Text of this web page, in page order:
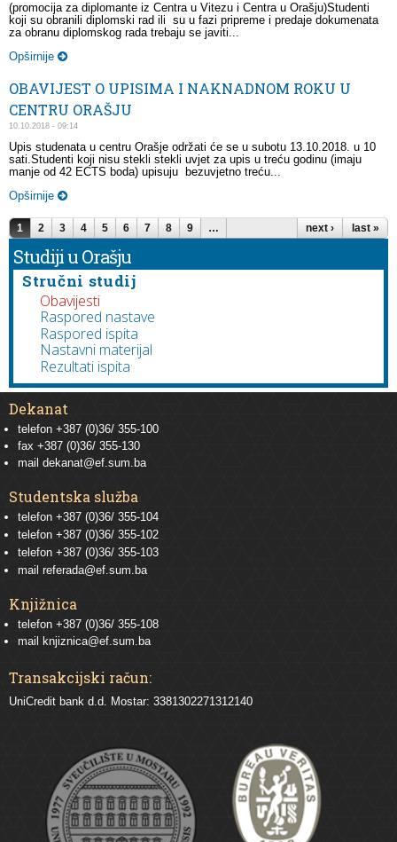
(promocija za diplomante iz Centra u Vitezu i Centra u Orašju)Studenti
koji su obranili diplomski rad ili su u fazi pripreme i predaje dokumenata
za obranu diplomskog rada trebaju se javiti...
Opširnije
OBAVIJEST O UPISIMA I NAKNADNOM ROKU U
CENTRU ORAŠJU
10.10.2018 - 09:14
Upis studenata u centru Orašje održati će se u subotu 13.10.2018. u 10
sati.Studenti koji nisu stekli stekli uvjet za upis u treću godinu (imaju
manje od 42 ECTS boda) upisuju bezuvjetno treću...
Opširnije
Pages
1 2 3 4 5 6 7 8 9 … next › last »
Studiji u Orašju
Stručni studij
Obavijesti
Raspored nastave
Raspored ispita
Nastavni materijal
Rezultati ispita
Dekanat
telefon +387 (0)36/ 355-100
fax +387 (0)36/ 355-130
mail dekanat@ef.sum.ba
Studentska služba
telefon +387 (0)36/ 355-104
telefon +387 (0)36/ 355-102
telefon +387 (0)36/ 355-103
mail referada@ef.sum.ba
Knjižnica
telefon +387 (0)36/ 355-108
mail
knjiznica@ef.sum.ba
Transakcijski račun:
UniCredit bank d.d. Mostar: 3381302271312140